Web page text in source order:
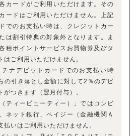
カードがご利用いただけます。その
ードはご利用いただけません。上記
でのお支払い時は、クレジットカー
は割引特典の対象外となります。ま
種ポイントサービスお買物券及びタ
はご利用いただけません。
チナデビットカードでのお支払い時
の引き落とし金額に対して2％のデビ
がつきます（翌月付与）。
ティービューティー）」ではコンビ
ネット銀行、ペイジー（金融機関Ａ
払いはご利用いただけません。